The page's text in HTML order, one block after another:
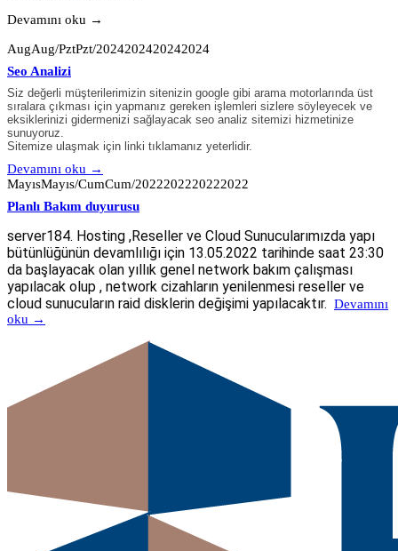
Devamını oku →
AugAug/PztPzt/2024202420242024
Seo Analizi
Siz değerli müşterilerimizin sitenizin google gibi arama motorlarında üst
sıralara çıkması için yapmanız gereken işlemleri sizlere söyleyecek ve
eksiklerinizi gidermenizi sağlayacak seo analiz sitemizi hizmetinize
sunuyoruz.
Sitemize ulaşmak için linki tıklamanız yeterlidir.
Devamını oku →
MayısMayıs/CumCum/2022202220222022
Planlı Bakım duyurusu
server184. Hosting ,Reseller ve Cloud Sunucularımızda yapı
bütünlüğünün devamlılığı için 13.05.2022 tarihinde saat 23:30
da başlayacak olan yıllık genel network bakım çalışması
yapılacak olup , network cizahların yenilenmesi reseller ve
cloud sunucuların raid disklerin değişimi yapılacaktır. Devamını
oku →